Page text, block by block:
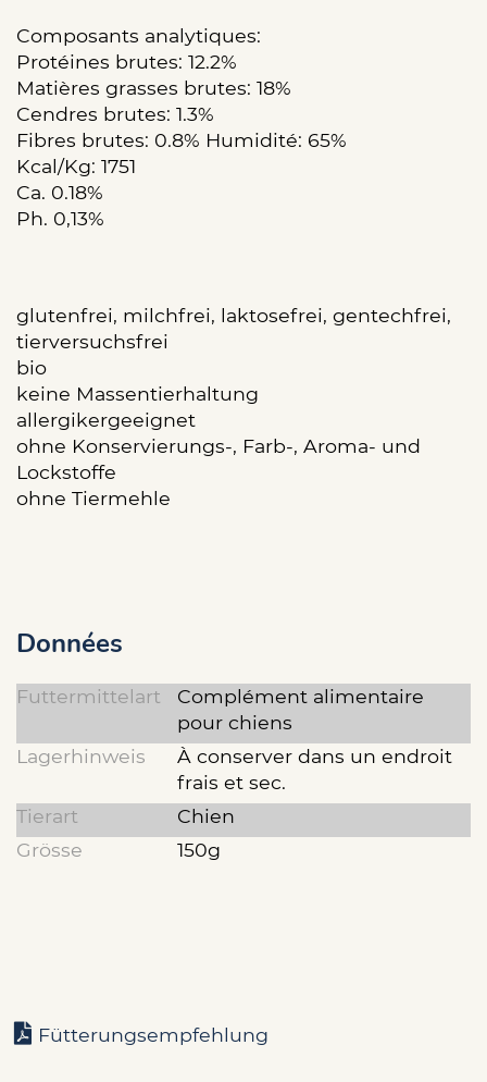
Composants analytiques:
Protéines brutes: 12.2%
Matières grasses brutes: 18%
Cendres brutes: 1.3%
Fibres brutes: 0.8% Humidité: 65%
Kcal/Kg: 1751
Ca. 0.18%
Ph. 0,13%
glutenfrei, milchfrei, laktosefrei, gentechfrei,
tierversuchsfrei
bio
keine Massentierhaltung
allergikergeeignet
ohne Konservierungs-, Farb-, Aroma- und
Lockstoffe
ohne Tiermehle
Données
Futtermittelart
Complément alimentaire
pour chiens
Lagerhinweis
À conserver dans un endroit
frais et sec.
Tierart
Chien
Grösse
150g
Fütterungsempfehlung